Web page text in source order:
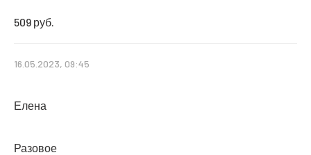
509 руб.
16.05.2023, 09:45
Елена
Разовое